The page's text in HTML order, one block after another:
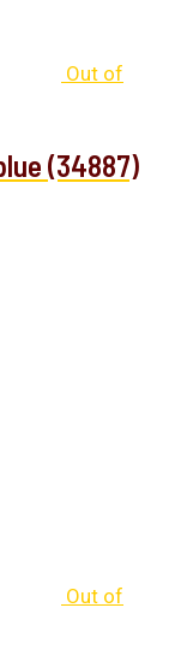
Out of
(34887)
Out of